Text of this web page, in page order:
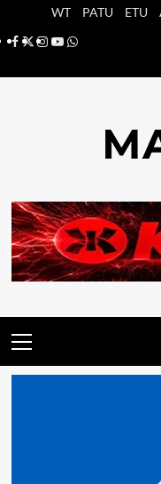
WT PATU ETU
Facebook
X Instagram
YouTube
Whatsapp
principal